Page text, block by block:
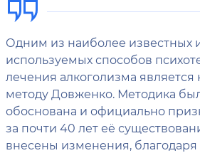
Одним из наиболее известных
используемых способов
лечения алкоголизма
методу Довженко. Методика
обоснована и официально
за почти 40 лет её
внесены изменения,